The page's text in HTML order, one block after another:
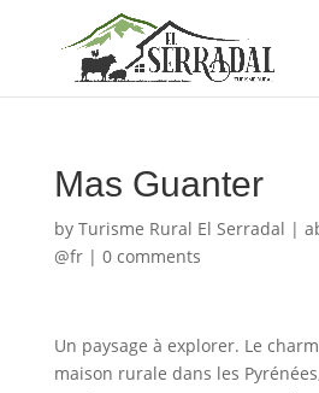
Mas Guanter
by Turisme Rural El Serradal |
@fr| 0 comments
Un paysage à explorer. Le
maison rurale dans les